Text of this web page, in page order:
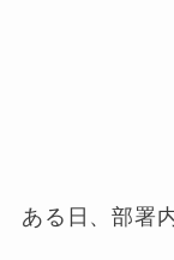
ある日、部署